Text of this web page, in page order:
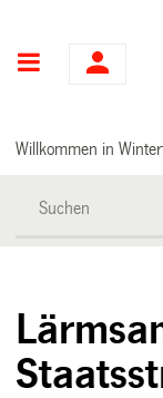
Willkommen in